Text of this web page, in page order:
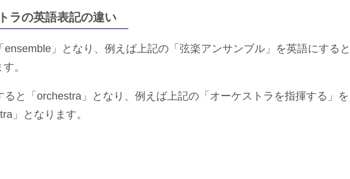
ラの英語表記の違い
」となり、例えば上記の「弦楽アンサンブル」を英語にすると
。
と「orchestra」となり、例えば上記の「オーケストラを指揮する」を
」となります。